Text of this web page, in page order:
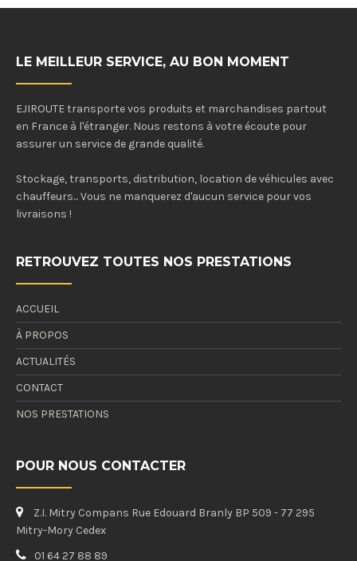
LE MEILLEUR SERVICE, AU BON MOMENT
EJIROUTE transporte vos produits et marchandises partout
en France à l'étranger. Nous restons à votre écoute pour
assurer un service de grande qualité.
Stockage, transports, distribution, location de véhicules avec
chauffeurs... Vous ne manquerez d'aucun service pour vos
livraisons !
RETROUVEZ TOUTES NOS PRESTATIONS
ACCUEIL
À PROPOS
ACTUALITÉS
CONTACT
NOS PRESTATIONS
POUR NOUS CONTACTER
Z.I. Mitry Compans Rue Edouard Branly BP 509 - 77 295
Mitry-Mory Cedex
01 64 27 88 89